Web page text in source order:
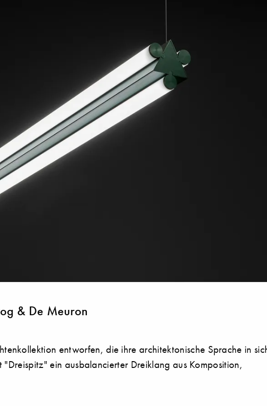
& De Meuron
entworfen, die ihre architektonische Sprache in
ein ausbalancierter Dreiklang aus Komposition,